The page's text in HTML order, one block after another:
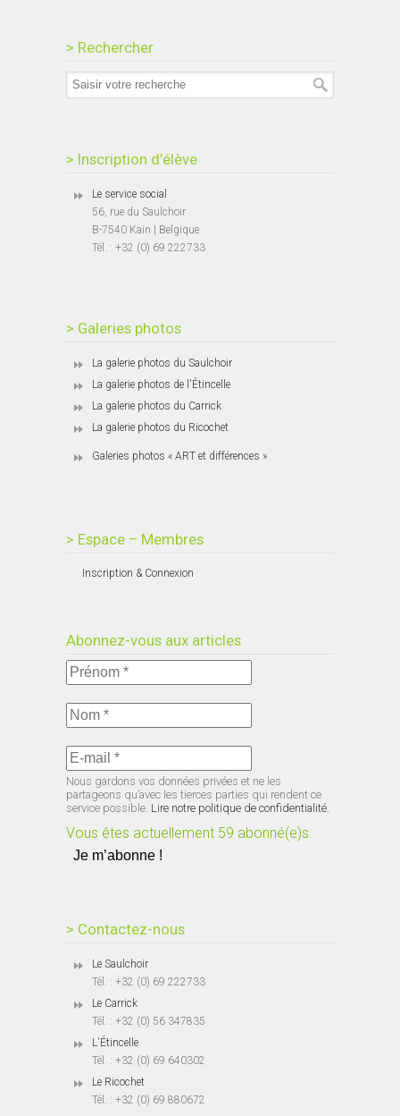
> Rechercher
> Inscription d’élève
Le service social
56, rue du Saulchoir
B-7540 Kain | Belgique
Tél. : +32 (0) 69 222733
> Galeries photos
La galerie photos du Saulchoir
La galerie photos de l'Étincelle
La galerie photos du Carrick
La galerie photos du Ricochet
Galeries photos « ART et différences »
> Espace – Membres
Inscription & Connexion
Abonnez-vous aux articles
Nous gardons vos données privées et ne les
partageons qu’avec les tierces parties qui rendent ce
service possible. Lire notre politique de confidentialité.
Vous êtes actuellement 59 abonné(e)s.
> Contactez-nous
Le Saulchoir
Tél. : +32 (0) 69 222733
Le Carrick
Tél. : +32 (0) 56 347835
L'Étincelle
Tél. : +32 (0) 69 640302
Le Ricochet
Tél. : +32 (0) 69 880672